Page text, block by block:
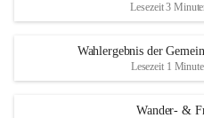
Lesezeit 3
Wahlergebnis der
Lesezeit 1 Minute
Wander- &